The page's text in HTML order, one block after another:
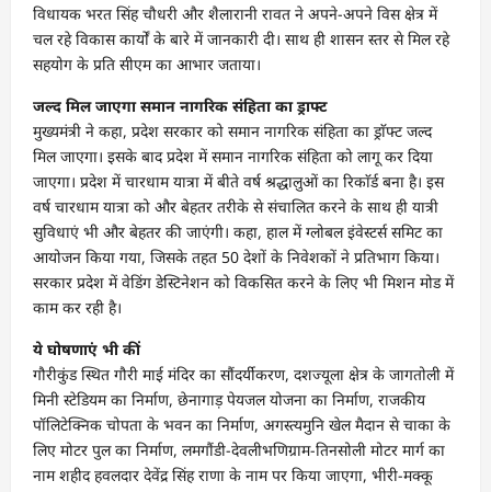
विधायक भरत सिंह चौधरी और शैलारानी रावत ने अपने-अपने विस क्षेत्र में
चल रहे विकास कार्यों के बारे में जानकारी दी। साथ ही शासन स्तर से मिल रहे
सहयोग के प्रति सीएम का आभार जताया।
जल्द मिल जाएगा समान नागरिक संहिता का ड्राफ्ट
मुख्यमंत्री ने कहा, प्रदेश सरकार को समान नागरिक संहिता का ड्राॅफ्ट जल्द
मिल जाएगा। इसके बाद प्रदेश में समान नागरिक संहिता को लागू कर दिया
जाएगा। प्रदेश में चारधाम यात्रा में बीते वर्ष श्रद्धालुओं का रिकाॅर्ड बना है। इस
वर्ष चारधाम यात्रा को और बेहतर तरीके से संचालित करने के साथ ही यात्री
सुविधाएं भी और बेहतर की जाएंगी। कहा, हाल में ग्लोबल इंवेस्टर्स समिट का
आयोजन किया गया, जिसके तहत 50 देशों के निवेशकों ने प्रतिभाग किया।
सरकार प्रदेश में वेडिंग डेस्टिनेशन को विकसित करने के लिए भी मिशन मोड में
काम कर रही है।
ये घोषणाएं भी कीं
गौरीकुंड स्थित गौरी माई मंदिर का सौंदर्यीकरण, दशज्यूला क्षेत्र के जागतोली में
मिनी स्टेडियम का निर्माण, छेनागाड़ पेयजल योजना का निर्माण, राजकीय
पॉलिटेक्निक चोपता के भवन का निर्माण, अगस्त्यमुनि खेल मैदान से चाका के
लिए मोटर पुल का निर्माण, लमगौंडी-देवलीभणिग्राम-तिनसोली मोटर मार्ग का
नाम शहीद हवलदार देवेंद्र सिंह राणा के नाम पर किया जाएगा, भीरी-मक्कू